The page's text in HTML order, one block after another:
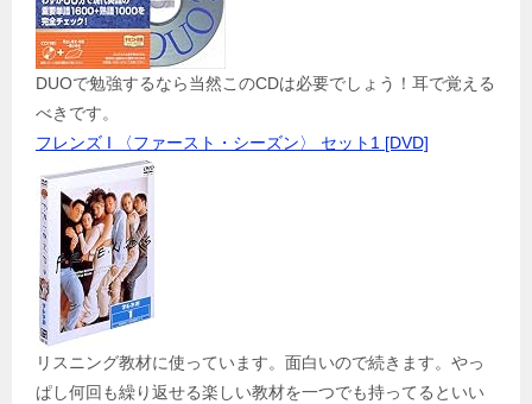
DUOで勉強するなら当然このCDは必要でしょう！耳で覚える
べきです。
フレンズ I 〈ファースト・シーズン〉 セット1 [DVD]
リスニング教材に使っています。面白いので続きます。やっ
ぱし何回も繰り返せる楽しい教材を一つでも持ってるといい